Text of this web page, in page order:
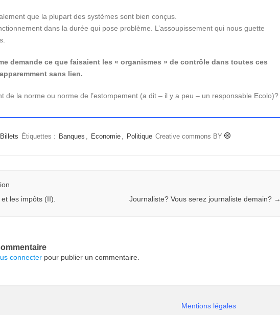
que la plupart des systèmes sont bien conçus.
dans la durée qui pose problème. L’assoupissement qui nous guette
demande ce que faisaient les « organismes » de contrôle dans toutes ces
sans lien.
de la norme ou norme de l’estompement (a dit – il y a peu – un responsable Ecolo)?
Étiquettes : Banques , Economie , Politique Creative commons BY
les impôts (II). Journaliste? Vous serez journaliste demain? →
connecterpour publier un commentaire.
Mentions légales